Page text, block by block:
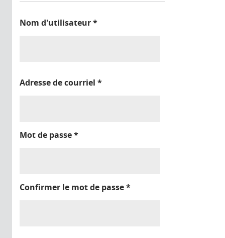
Nom d'utilisateur*
Adresse de courriel *
Mot de passe*
Confirmer le mot de passe*